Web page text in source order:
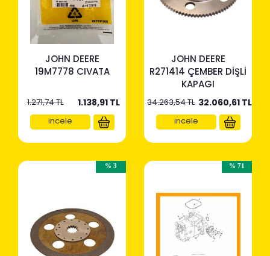
JOHN DEERE
19M7778 CIVATA
1.271,74 TL 1.138,91 TL
incele
JOHN DEERE
R271414 ÇEMBER DİŞLİ
KAPAGI
34.263,54 TL 32.060,61 TL
incele
% 3 % 71